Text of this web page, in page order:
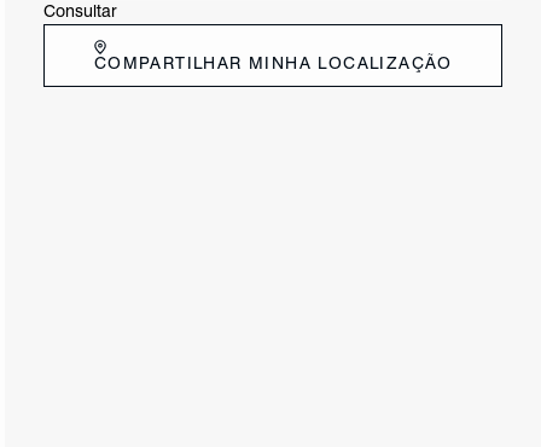
Consultar
COMPARTILHAR MINHA LOCALIZAÇÃO